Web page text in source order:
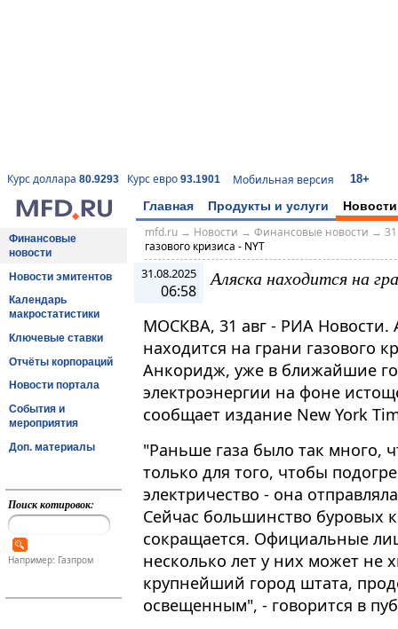
Курс доллара 80.9293 Курс евро 93.1901 Мобильная версия 18+
Главная Продукты и услуги Новости
Финансовые
новости
Новости эмитентов
Календарь
макростатистики
Ключевые ставки
Отчёты корпораций
Новости портала
События и
мероприятия
Доп. материалы
Поиск котировок:
Например: Газпром
mfd.ru→ Новости → Финансовые новости →
газового кризиса - NYT
31.08.2025
06:58
Аляска находится на
МОСКВА, 31 авг - РИА Новости.
находится на грани газового
Анкоридж, уже в ближайшие
электроэнергии на фоне
сообщает издание New York
"Раньше газа было так много,
только для того, чтобы
электричество - она
Сейчас большинство буровых
сокращается. Официальные
несколько лет у них может не
крупнейший город штата,
освещенным", - говорится в